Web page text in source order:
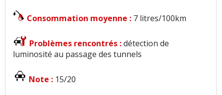
Consommation moyenne : 7 litres/100km
Problèmes rencontrés :détection de
luminosité au passage des tunnels
Note : 15/20